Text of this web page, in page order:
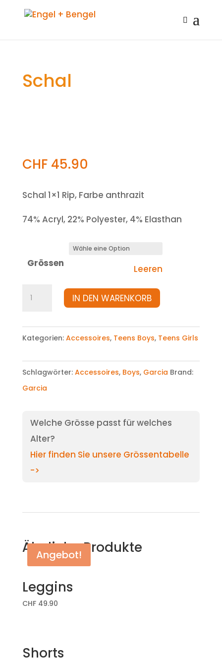
Schal
CHF45.90
Schal 1×1 Rip, Farbe anthrazit
74% Acryl, 22% Polyester, 4% Elasthan
Grössen
Leeren
Schal
IN DEN WARENKORB
Kategorien: Accessoires, Teens Boys, Teens Girls
Schlagwörter: Accessoires, Boys, Garcia Brand:
Garcia
Welche Grösse passt für welches
Alter?
Hier finden Sie unsere Grössentabelle
->
Ähnliche Produkte
Leggins
CHF49.90
Angebot!
Shorts